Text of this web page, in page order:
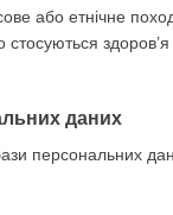
або етнічне
здоров’я
даних
персональних